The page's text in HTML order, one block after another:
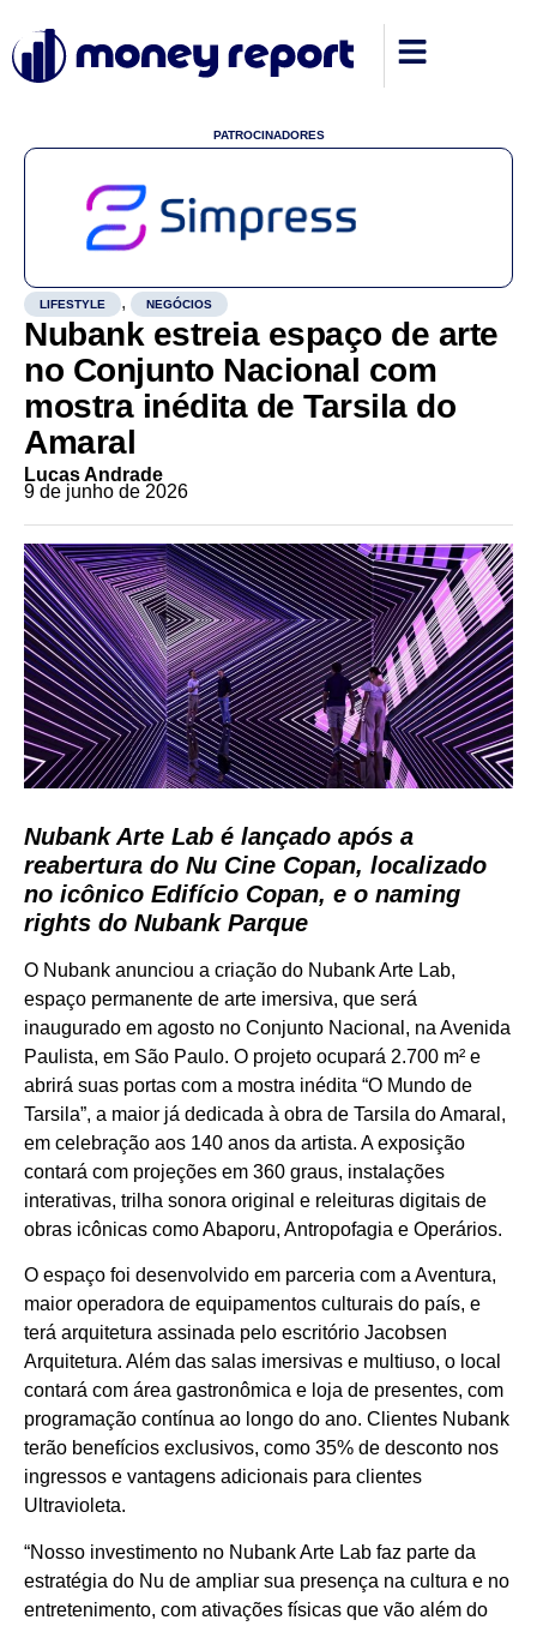
PATROCINADORES
LIFESTYLE , NEGÓCIOS
Nubank estreia espaço de arte
no Conjunto Nacional com
mostra inédita de Tarsila do
Amaral
Lucas Andrade
9 de junho de 2026
Nubank Arte Lab é lançado após a
reabertura do Nu Cine Copan, localizado
no icônico Edifício Copan, e o naming
rights do Nubank Parque
O Nubank anunciou a criação do Nubank Arte Lab,
espaço permanente de arte imersiva, que será
inaugurado em agosto no Conjunto Nacional, na Avenida
Paulista, em São Paulo. O projeto ocupará 2.700 m² e
abrirá suas portas com a mostra inédita “O Mundo de
Tarsila”, a maior já dedicada à obra de Tarsila do Amaral,
em celebração aos 140 anos da artista. A exposição
contará com projeções em 360 graus, instalações
interativas, trilha sonora original e releituras digitais de
obras icônicas como Abaporu, Antropofagia e Operários.
O espaço foi desenvolvido em parceria com a Aventura,
maior operadora de equipamentos culturais do país, e
terá arquitetura assinada pelo escritório Jacobsen
Arquitetura. Além das salas imersivas e multiuso, o local
contará com área gastronômica e loja de presentes, com
programação contínua ao longo do ano. Clientes Nubank
terão benefícios exclusivos, como 35% de desconto nos
ingressos e vantagens adicionais para clientes
Ultravioleta.
“Nosso investimento no Nubank Arte Lab faz parte da
estratégia do Nu de ampliar sua presença na cultura e no
entretenimento, com ativações físicas que vão além do